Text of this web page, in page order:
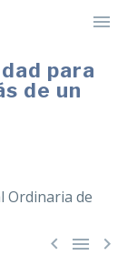
para
de un
  